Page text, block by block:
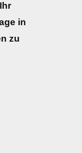
in
zu